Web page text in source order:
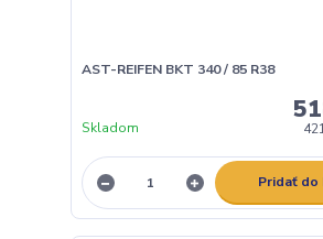
AST-REIFEN BKT 340 / 85 R38
Skladom
Pridať do